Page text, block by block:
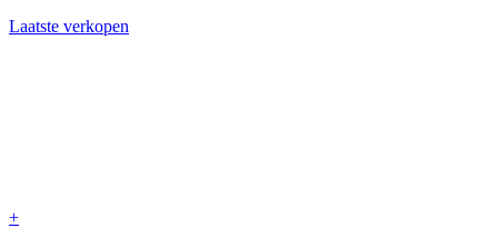
Laatste verkopen
+